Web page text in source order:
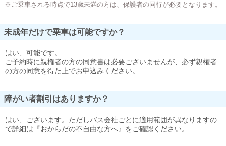
※ご乗車される時点で13歳未満の方は、保護者の同行が必要となります。
未成年だけで乗車は可能ですか？
はい、可能です。
ご予約時に親権者の方の同意書は必要ございませんが、必ず親権者
の方の同意を得た上でお申込みください。
障がい者割引はありますか？
はい、ございます。ただしバス会社ごとに適用範囲が異なりますの
で詳細は 『おからだの不自由な方へ』 をご確認ください。